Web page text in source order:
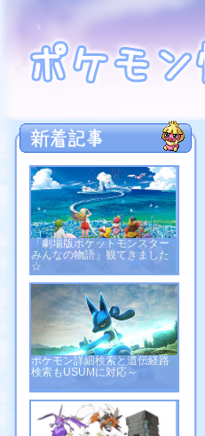
「劇場版ポケットモンスター
みんなの物語」観てきました
☆
ポケモン詳細検索と遺伝経路
検索もUSUMに対応～